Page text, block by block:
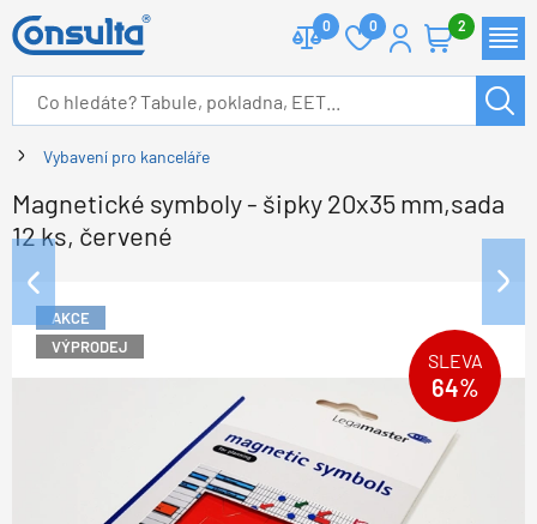
0 0 2
Vybavení pro kanceláře
Magnetické symboly - šipky 20x35 mm,sada
12 ks, červené
AKCE
VÝPRODEJ
SLEVA
64%